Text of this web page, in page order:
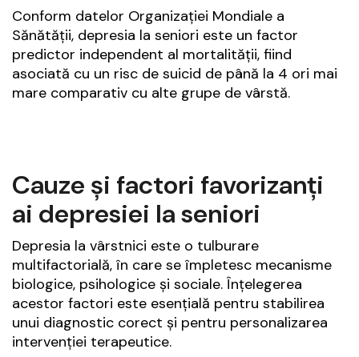
Conform datelor Organizației Mondiale a
Sănătății, depresia la seniori este un factor
predictor independent al mortalității, fiind
asociată cu un risc de suicid de până la 4 ori mai
mare comparativ cu alte grupe de vârstă.
Cauze și factori favorizanți
ai depresiei la seniori
Depresia la vârstnici este o tulburare
multifactorială, în care se împletesc mecanisme
biologice, psihologice și sociale. Înțelegerea
acestor factori este esențială pentru stabilirea
unui diagnostic corect și pentru personalizarea
intervenției terapeutice.